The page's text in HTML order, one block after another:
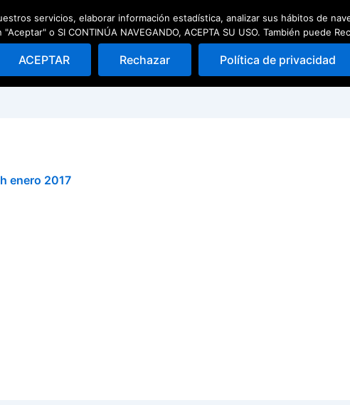
Escuela de pádel Quedadas
enero 2017
servicios, elaborar información estadística, analizar sus hábitos de
o SI CONTINÚA NAVEGANDO, ACEPTA SU USO. También puede
ACEPTAR Rechazar Política de privacidad